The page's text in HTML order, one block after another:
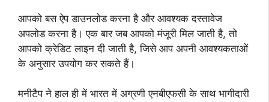
आपको बस ऐप डाउनलोड करना है और आवश्यक दस्तावेज
अपलोड करना है। एक बार जब आपको मंजूरी मिल जाती है, तो
आपको क्रेडिट लाइन दी जाती है, जिसे आप अपनी आवश्यकताओं
के अनुसार उपयोग कर सकते हैं।
मनीटैप ने हाल ही में भारत में अग्रणी एनबीएफसी के साथ भागीदारी